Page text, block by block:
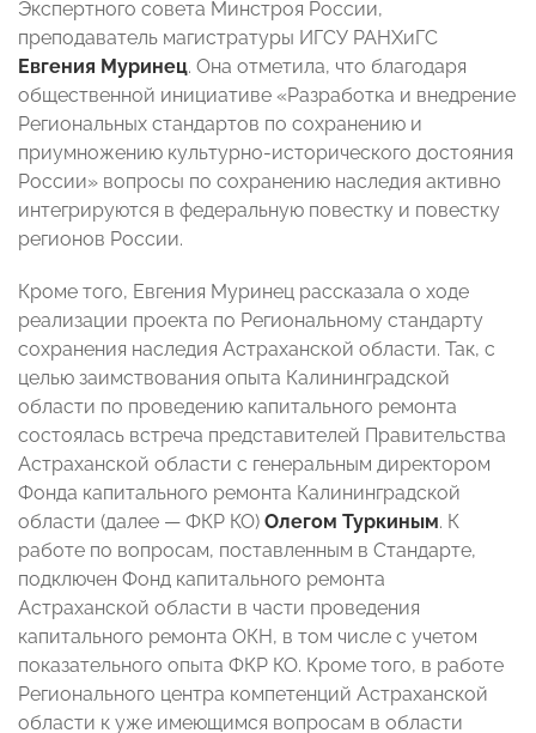
Экспертного совета Минстроя России,
преподаватель магистратуры ИГСУ РАНХиГС
Евгения Муринец. Она отметила, что благодаря
общественной инициативе «Разработка и внедрение
Региональных стандартов по сохранению и
приумножению культурно-исторического достояния
России» вопросы по сохранению наследия активно
интегрируются в федеральную повестку и повестку
регионов России.
Кроме того, Евгения Муринец рассказала о ходе
реализации проекта по Региональному стандарту
сохранения наследия Астраханской области. Так, с
целью заимствования опыта Калининградской
области по проведению капитального ремонта
состоялась встреча представителей Правительства
Астраханской области с генеральным директором
Фонда капитального ремонта Калининградской
области (далее — ФКР КО) Олегом Туркиным. К
работе по вопросам, поставленным в Стандарте,
подключен Фонд капитального ремонта
Астраханской области в части проведения
капитального ремонта ОКН, в том числе с учетом
показательного опыта ФКР КО. Кроме того, в работе
Регионального центра компетенций Астраханской
области к уже имеющимся вопросам в области